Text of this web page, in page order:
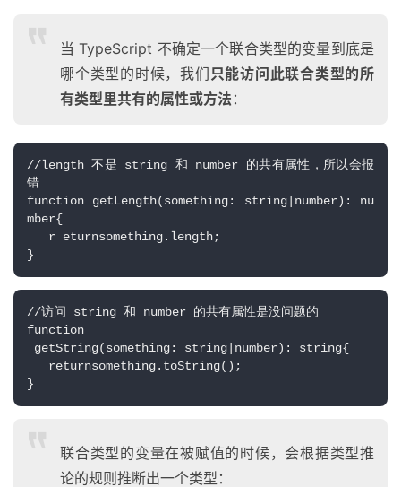
当 TypeScript 不确定一个联合类型的变量到底是
哪个类型的时候，我们 只能访问此联合类型的所
有类型里共有的属性或方法 ：
//length 不是 string 和 number 的共有属性，所以会报
错
function getLength(something: string|number): nu
mber{
r eturnsomething.length;
}
//访问 string 和 number 的共有属性是没问题的
function
getString(something: string|number): string{
returnsomething.toString();
}
联合类型的变量在被赋值的时候，会根据类型推
论的规则推断出一个类型：